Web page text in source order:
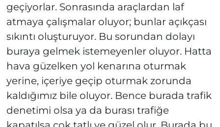
geçiyorlar. Sonrasında araçlardan laf
atmaya çalışmalar oluyor; bunlar açıkçası
sıkıntı oluşturuyor. Bu sorundan dolayı
buraya gelmek istemeyenler oluyor. Hatta
hava güzelken yol kenarına oturmak
yerine, içeriye geçip oturmak zorunda
kaldığımız bile oluyor. Bence burada trafik
denetimi olsa ya da burası trafiğe